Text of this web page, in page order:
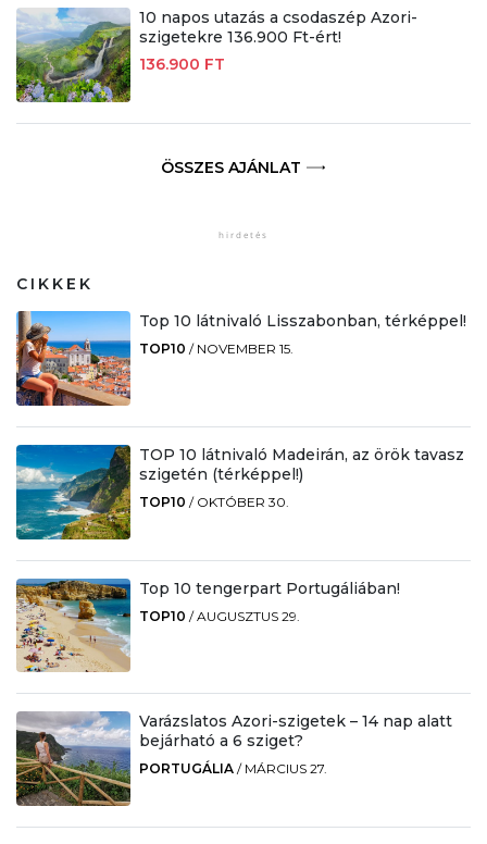
10 napos utazás a csodaszép Azori-
szigetekre 136.900 Ft-ért!
136.900 FT
ÖSSZES AJÁNLAT
CIKKEK
Top 10 látnivaló Lisszabonban, térképpel!
TOP10 / NOVEMBER 15.
TOP 10 látnivaló Madeirán, az örök tavasz
szigetén (térképpel!)
TOP10 / OKTÓBER 30.
Top 10 tengerpart Portugáliában!
TOP10 /AUGUSZTUS 29.
Varázslatos Azori-szigetek – 14 nap alatt
bejárható a 6 sziget?
PORTUGÁLIA / MÁRCIUS 27.